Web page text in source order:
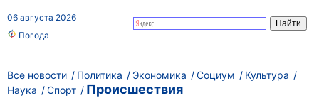
06 августа 2026
Погода
Все новости Политика Экономика Социум
Культура
Наука
Спорт
Происшествия